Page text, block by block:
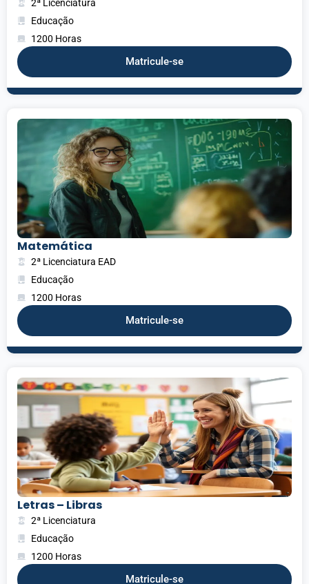
2ª Licenciatura
Educação
1200 Horas
Matricule-se
Matemática
2ª Licenciatura EAD
Educação
1200 Horas
Matricule-se
Letras – Libras
2ª Licenciatura
Educação
1200 Horas
Matricule-se